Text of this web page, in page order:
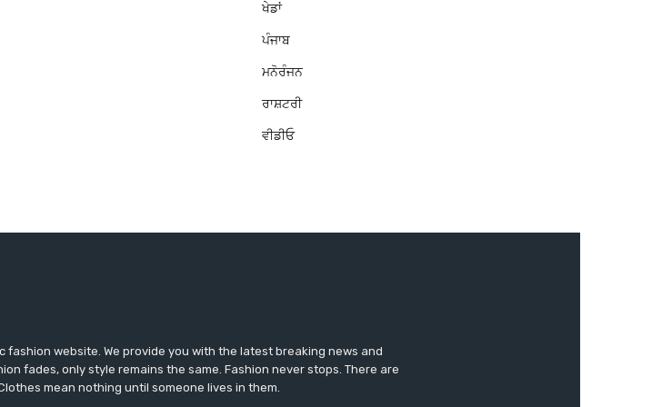
ਖੇਡਾਂ
ਪੰਜਾਬ
ਮਨੋਰੰਜਨ
ਰਾਸ਼ਟਰੀ
ਵੀਡੀਓ
fashion website. We provide you with the latest breaking news and
fades, only style remains the same. Fashion never stops. There are
mean nothing until someone lives in them.